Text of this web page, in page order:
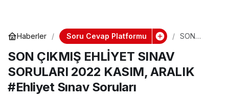
Haberler Soru Cevap Platformu
SON
SORULARI
SON ÇIKMIŞ EHLİYET SINAV
SORULARI 2022 KASIM, ARALIK
#Ehliyet Sınav Soruları